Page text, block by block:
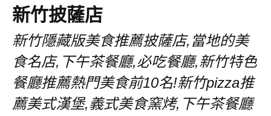
新竹披薩店
新竹隱藏版美食推薦披薩店,當地的美
食名店,下午茶餐廳,必吃餐廳,新竹特色
餐廳推薦熱門美食前10名!新竹pizza推
薦美式漢堡,義式美食窯烤,下午茶餐廳